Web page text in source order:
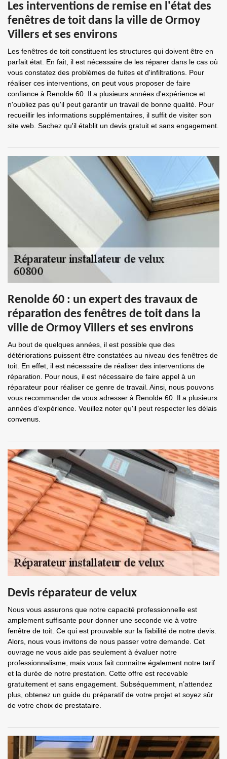
Les interventions de remise en l'état des
fenêtres de toit dans la ville de Ormoy
Villers et ses environs
Les fenêtres de toit constituent les structures qui doivent être en
parfait état. En fait, il est nécessaire de les réparer dans le cas où
vous constatez des problèmes de fuites et d'infiltrations. Pour
réaliser ces interventions, on peut vous proposer de faire
confiance à Renolde 60. Il a plusieurs années d'expérience et
n'oubliez pas qu'il peut garantir un travail de bonne qualité. Pour
recueillir les informations supplémentaires, il suffit de visiter son
site web. Sachez qu'il établit un devis gratuit et sans engagement.
Renolde 60 : un expert des travaux de
réparation des fenêtres de toit dans la
ville de Ormoy Villers et ses environs
Au bout de quelques années, il est possible que des
détériorations puissent être constatées au niveau des fenêtres de
toit. En effet, il est nécessaire de réaliser des interventions de
réparation. Pour nous, il est nécessaire de faire appel à un
réparateur pour réaliser ce genre de travail. Ainsi, nous pouvons
vous recommander de vous adresser à Renolde 60. Il a plusieurs
années d'expérience. Veuillez noter qu'il peut respecter les délais
convenus.
Devis réparateur de velux
Nous vous assurons que notre capacité professionnelle est
amplement suffisante pour donner une seconde vie à votre
fenêtre de toit. Ce qui est prouvable sur la fiabilité de notre devis.
Alors, nous vous invitons de nous passer votre demande. Cet
ouvrage ne vous aide pas seulement à évaluer notre
professionnalisme, mais vous fait connaitre également notre tarif
et la durée de notre prestation. Cette offre est recevable
gratuitement et sans engagement. Subséquemment, n’attendez
plus, obtenez un guide du préparatif de votre projet et soyez sûr
de votre choix de prestataire.